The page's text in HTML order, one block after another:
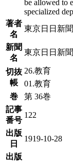
be allowed to
specialized
著者
名
東京日日新聞
新聞
名
東京日日新聞
切抜
帳
26.教育
01.教育
巻
第 36巻
記事
番号
122
出版
日
1919-10-28
出版